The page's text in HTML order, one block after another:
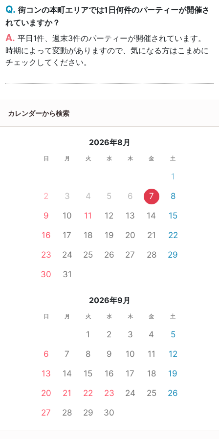
街コンの本町エリアでは1日何件のパーティーが開催さ
れていますか？
平日1件、週末3件のパーティーが開催されています。
時期によって変動がありますので、気になる方はこまめに
チェックしてください。
カレンダーから検索
2026年8月
日 月 火 水 木 金 土
1
2
3 4 5 6 7
8
9
10 11 12 13 14
15
16
17 18 19 20 21
22
23
24 25 26 27 28
29
30
31
2026年9月
日 月 火 水 木 金 土
1 2 3 4
5
6
7 8 9 10 11
12
13
14 15 16 17 18
19
20
21 22 23 24 25
26
27
28 29 30